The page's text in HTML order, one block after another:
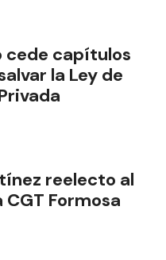
cede capítulos
la Ley de
reelecto al
Formosa